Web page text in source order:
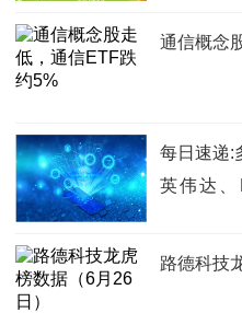
通信概念
每日速递:
英伟达
路德科技